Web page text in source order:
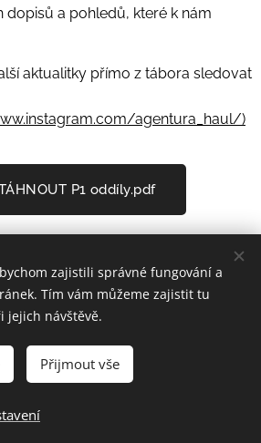
dopisů a pohledů, které k nám
aktualitky přímo z tábora sledovat
agentura_haul/)
P1 oddíly.pdf
Jan Kábrt svatební fotograf
webových stránek, grafické práce
Hanuš - HAUL
400 11, Ústí nad Labem
602 699 771
zajistili správné fungování a
Tím vám můžeme zajistit tu
jejich návštěvě.
Přijmout vše